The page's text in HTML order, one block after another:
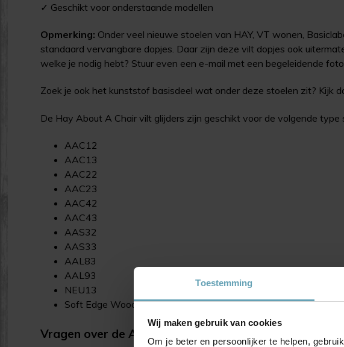
Toestemming
Wij maken gebruik van cookies
Om je beter en persoonlijker te helpen,
✓ Geschikt voor onderstaande modellen
Opmerking: Onder veel nieuwe stoelen van HAY, VT wonen,
standaard vervangbare dopjes. Daar zijn deze vilt dopjes ook
welke je nodig hebt? Stuur even een e-mail met een begeleidende
Zoek je ook het kunststof basisdeel wat onder deze stoelen zit? Kijk
De Hay About A Chair vilt glijders zijn geschikt voor de volgende type
AAC12
AAC13
AAC22
AAC23
AAC42
AAC43
AAS32
AAS33
AAL83
AAL93
NEU13
Soft Edge Woodframe
Vragen over de About A Chair Viltglijders van HAY?